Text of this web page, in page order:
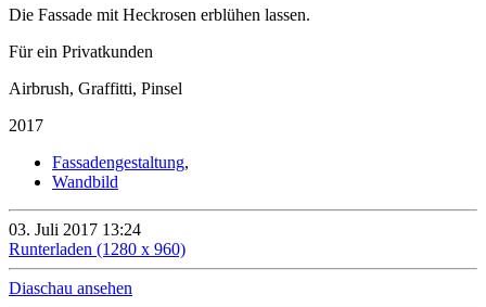
Die Fassade mit Heckrosen erblühen lassen.
Für ein Privatkunden
Airbrush, Graffitti, Pinsel
2017
Fassadengestaltung,
Wandbild
03. Juli 2017 13:24
Runterladen (1280 x 960)
Diaschau ansehen